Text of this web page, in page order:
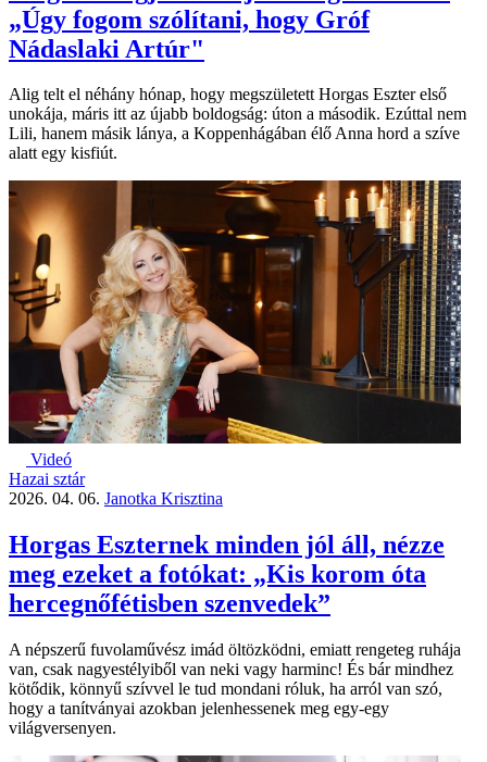
„Úgy fogom szólítani, hogy Gróf
Nádaslaki Artúr"
Alig telt el néhány hónap, hogy megszületett Horgas Eszter első
unokája, máris itt az újabb boldogság: úton a második. Ezúttal nem
Lili, hanem másik lánya, a Koppenhágában élő Anna hord a szíve
alatt egy kisfiút.
Videó
Hazai sztár
2026. 04. 06. Janotka Krisztina
Horgas Eszternek minden jól áll, nézze
meg ezeket a fotókat: „Kis korom óta
hercegnő­fétisben szenvedek”
A népszerű fuvolaművész imád öltözködni, emiatt rengeteg ruhája
van, csak nagyestélyiből van neki vagy harminc! És bár mindhez
kötődik, könnyű szívvel le tud mondani róluk, ha arról van szó,
hogy a tanítványai azokban jelenhessenek meg egy-egy
világversenyen.